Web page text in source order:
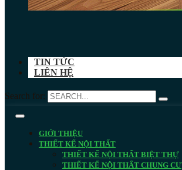
TIN TỨC
LIÊN HỆ
Search for:
GIỚI THIỆU
THIẾT KẾ NỘI THẤT
THIẾT KẾ NỘI THẤT BIỆT THỰ
THIẾT KẾ NỘI THẤT CHUNG CƯ